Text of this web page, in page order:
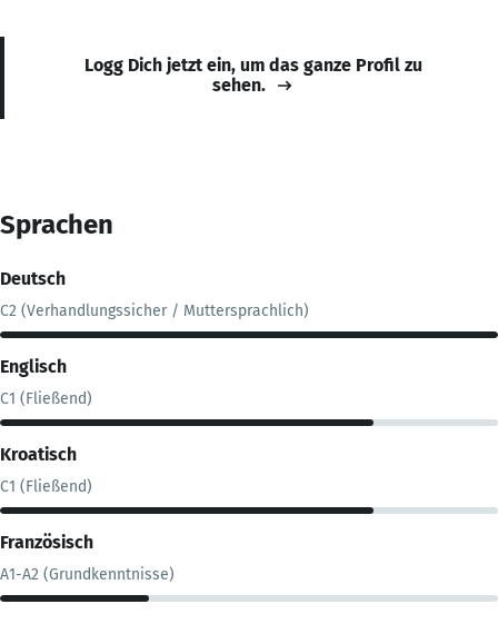
Logg Dich jetzt ein, um das ganze Profil zu
sehen.
Sprachen
Deutsch
C2 (Verhandlungssicher / Muttersprachlich)
Englisch
C1 (Fließend)
Kroatisch
C1 (Fließend)
Französisch
A1-A2 (Grundkenntnisse)